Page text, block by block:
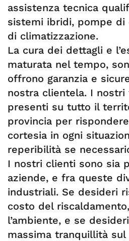
assistenza tecnica
sistemi ibridi, pompe di
di climatizzazione.
La cura dei dettagli e
maturata nel tempo,
offrono garanzia e
nostra clientela. I nostri
presenti su tutto il
provincia per
cortesia in ogni
reperibilità se
I nostri clienti sono sia
aziende, e fra queste
industriali. Se desideri
costo del
l’ambiente, e se
massima tranquillità